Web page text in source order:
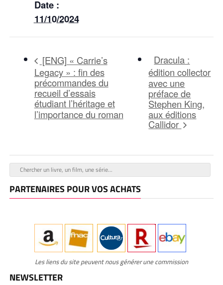
Date :
11/10/2024
[ENG] « Carrie’s
Legacy » : fin des
précommandes du
recueil d’essais
étudiant l’héritage et
l’importance du roman
Dracula :
édition collector
avec une
préface de
Stephen King,
aux éditions
Callidor
PARTENAIRES POUR VOS ACHATS
Les liens du site peuvent nous générer une commission
NEWSLETTER